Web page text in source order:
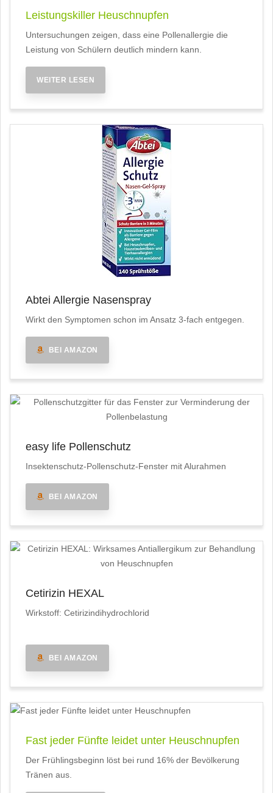
Leistungskiller Heuschnupfen
Untersuchungen zeigen, dass eine Pollenallergie die
Leistung von Schülern deutlich mindern kann.
WEITER LESEN
Abtei Allergie Nasenspray
Wirkt den Symptomen schon im Ansatz 3-fach entgegen.
BEI AMAZON
easy life Pollenschutz
Insektenschutz-Pollenschutz-Fenster mit Alurahmen
BEI AMAZON
Cetirizin HEXAL
Wirkstoff: Cetirizindihydrochlorid
BEI AMAZON
Fast jeder Fünfte leidet unter Heuschnupfen
Der Frühlingsbeginn löst bei rund 16% der Bevölkerung
Tränen aus.